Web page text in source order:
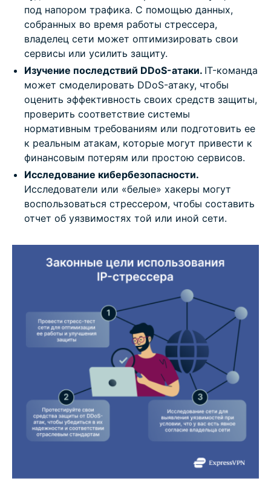
под напором трафика. С помощью данных,
собранных во время работы стрессера,
владелец сети может оптимизировать свои
сервисы или усилить защиту.
Изучение последствий DDoS-атаки. IT-команда
может смоделировать DDoS-атаку, чтобы
оценить эффективность своих средств защиты,
проверить соответствие системы
нормативным требованиям или подготовить ее
к реальным атакам, которые могут привести к
финансовым потерям или простою сервисов.
Исследование кибербезопасности.
Исследователи или «белые» хакеры могут
воспользоваться стрессером, чтобы составить
отчет об уязвимостях той или иной сети.